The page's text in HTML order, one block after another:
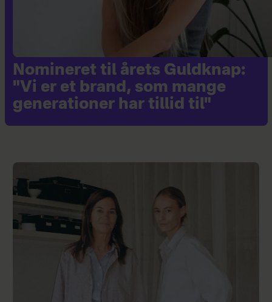
Nomineret til årets Guldknap:
"Vi er et brand, som mange
generationer har tillid til"